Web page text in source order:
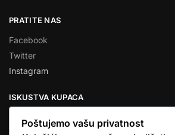
PRATITE NAS
Facebook
Twitter
Instagram
ISKUSTVA KUPACA
Poštujemo vašu privatnost